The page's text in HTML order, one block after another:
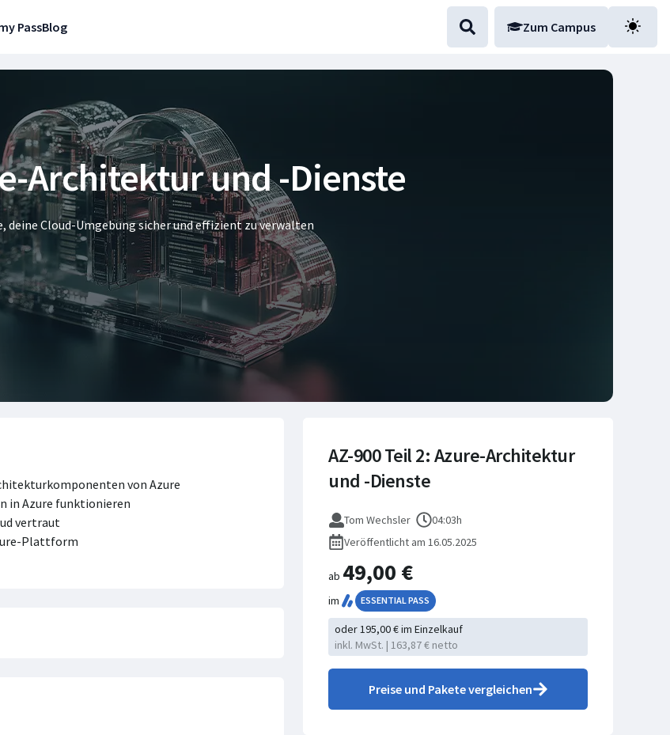
PassBlog Zum Campus
Architektur und -Dienste
deine Cloud-Umgebung sicher und effizient zu verwalten
von Azure
in Azure funktionieren
vertraut
Plattform
AZ-900 Teil 2: Azure-Architektur
und -Dienste
Tom Wechsler
04:03h
Veröffentlicht am 16.05.2025
ab 49,00 €
im ESSENTIAL PASS
oder 195,00 € im Einzelkauf
inkl. MwSt. | 163,87 € netto
Preise und Pakete vergleichen